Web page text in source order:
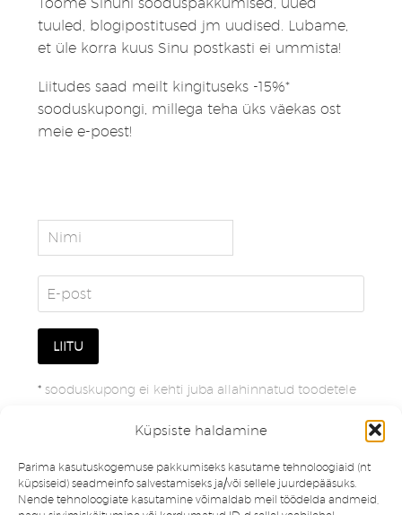
Küpsiste haldamine
Parima kasutuskogemuse pakkumiseks kasutame tehnoloogiaid (nt
küpsiseid) seadmeinfo salvestamiseks ja/või sellele juurdepääsuks.
Nende tehnoloogiate kasutamine võimaldab meil töödelda andmeid,
tuuled, blogipostitused jm uudised. Lubame,
et üle korra kuus Sinu postkasti ei ummista!
Liitudes saad meilt kingituseks -15%*
sooduskupongi, millega teha üks väekas ost
meie e-poest!
* sooduskupong ei kehti juba allahinnatud toodetele